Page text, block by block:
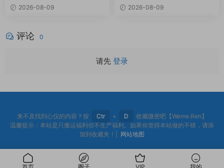
2026-08-09 2026-08-09
评论 0
请先 登录
来不及找到心仪的内容？按 Ctr + D
收藏微密吧【Weme.Ren】
温馨提示：本站是只搬运福利但不生产福利。如果你觉得本站做的不错，请添
加到收藏夹！| 网站地图